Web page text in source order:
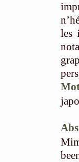
les